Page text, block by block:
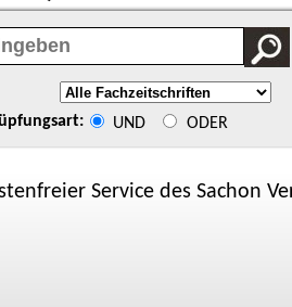
UND ODER
Service des Sachon